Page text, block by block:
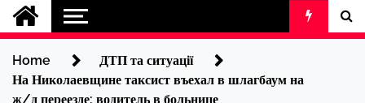
Home
ДТП та ситуації
На Николаевщине таксист въехал в шлагбаум на
ж/д переезде: водитель в больнице